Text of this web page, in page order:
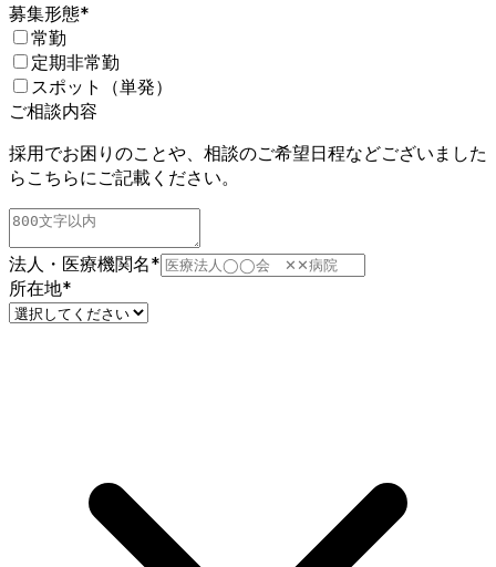
募集形態*
常勤
定期非常勤
スポット（単発）
ご相談内容
採用でお困りのことや、相談のご希望日程などございました
らこちらにご記載ください。
法人・医療機関名*
所在地*